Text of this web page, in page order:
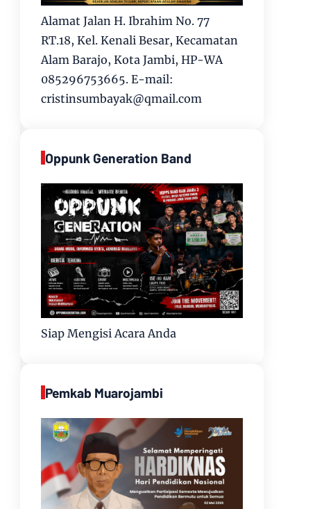
Alamat Jalan H. Ibrahim No. 77
RT.18, Kel. Kenali Besar, Kecamatan
Alam Barajo, Kota Jambi, HP-WA
085296753665. E-mail:
cristinsumbayak@qmail.com
Oppunk Generation Band
Siap Mengisi Acara Anda
Pemkab Muarojambi